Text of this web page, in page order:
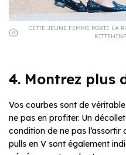
CETTE JEUNE FEMME PORTE LA
4. Montrez plus
Vos courbes sont de
ne pas en profiter. Un
condition de ne pas
pulls en V sont également